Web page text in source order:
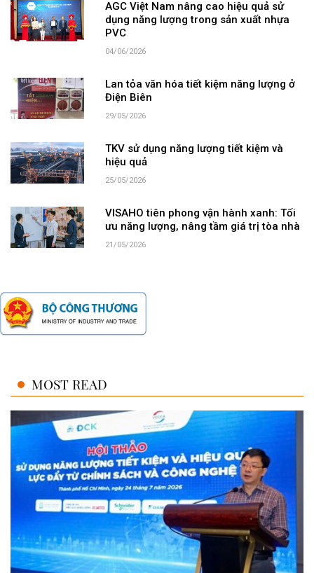
AGC Việt Nam nâng cao hiệu quả sử
dụng năng lượng trong sản xuất nhựa
PVC
04/06/2026
Lan tỏa văn hóa tiết kiệm năng lượng ở
Điện Biên
29/05/2026
TKV sử dụng năng lượng tiết kiệm và
hiệu quả
25/05/2026
VISAHO tiên phong vận hành xanh: Tối
ưu năng lượng, nâng tầm giá trị tòa nhà
21/05/2026
MOST READ